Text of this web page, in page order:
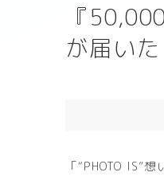
『
が届い
「“PHOTO IS”